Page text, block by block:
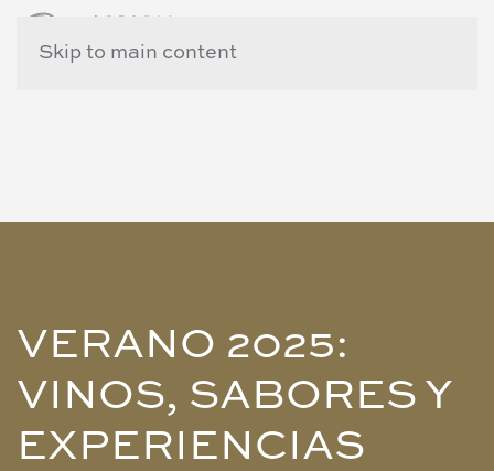
Skip to main content
VERANO 2025:
VINOS, SABORES Y
EXPERIENCIAS